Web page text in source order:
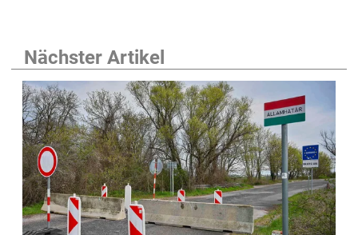
Nächster Artikel